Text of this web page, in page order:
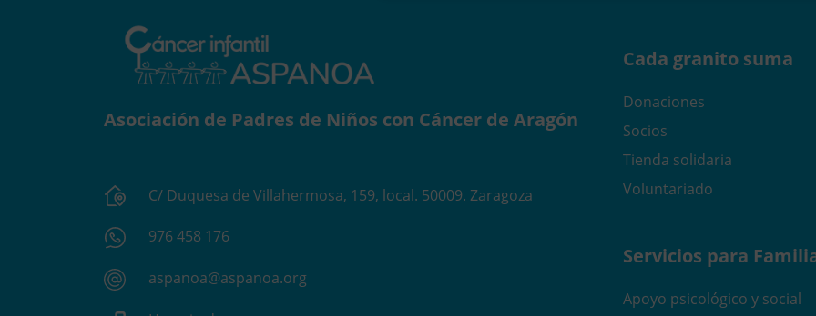
Asociación de Padres de Niños con Cáncer de Aragón
C/ Duquesa de Villahermosa, 159, local. 50009. Zaragoza
976 458 176
aspanoa@aspanoa.org
Cada granito suma
Donaciones
Socios
Tienda solidaria
Voluntariado
Servicios para
Apoyo psicológico y social